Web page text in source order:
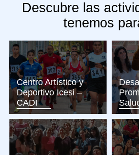
Descubre las
tenemos
Centro Artístico y
Deportivo Icesi –
CADI